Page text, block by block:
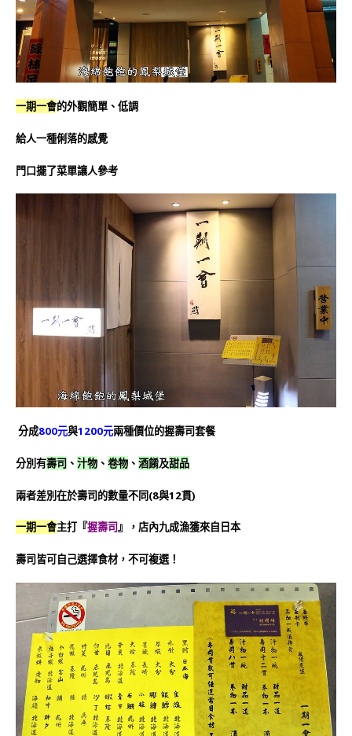
一期一會的外觀簡單、低調
給人一種俐落的感覺
門口擺了菜單讓人參考
分成800元與1200元兩種價位的握壽司套餐
分別有壽司 、 汁物 、 卷物 、 酒餚及甜品
兩者差別在於壽司的數量不同(8與12貫)
一期一會主打『握壽司』，店內九成漁獲來自日本
壽司皆可自己選擇食材，不可複選！